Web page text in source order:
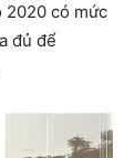
2020 có mức
đủ để